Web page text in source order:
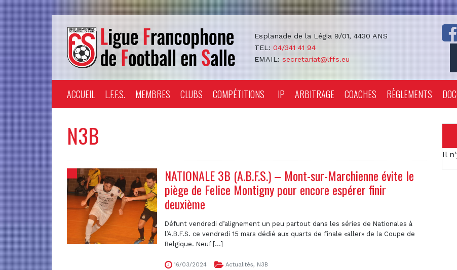
Esplanade de la Légia 9/01, 4430 ANS
TEL: 04/341 41 94
EMAIL: secretariat@lffs.eu
ACCUEIL L.F.F.S. MEMBRES CLUBS COMPÉTITIONS IP ARBITRAGE COACHES RÈGLEMENTS
N3B
NATIONALE 3B (A.B.F.S.) – Mont-sur-Marchienne évite le
piège de Felice Montigny pour encore espérer finir
deuxième
Défunt vendredi d’alignement un peu partout dans les séries de Nationales à
l’A.B.F.S. ce vendredi 15 mars dédié aux quarts de finale «aller» de la Coupe de
Belgique. Neuf [...]
16/03/2024 Actualités, N3B
Il